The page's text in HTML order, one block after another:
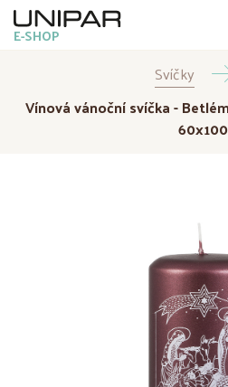
E-SHOP
Dárkové
CZK
Svíčky
Vínová vánoční svíčka -
60x100